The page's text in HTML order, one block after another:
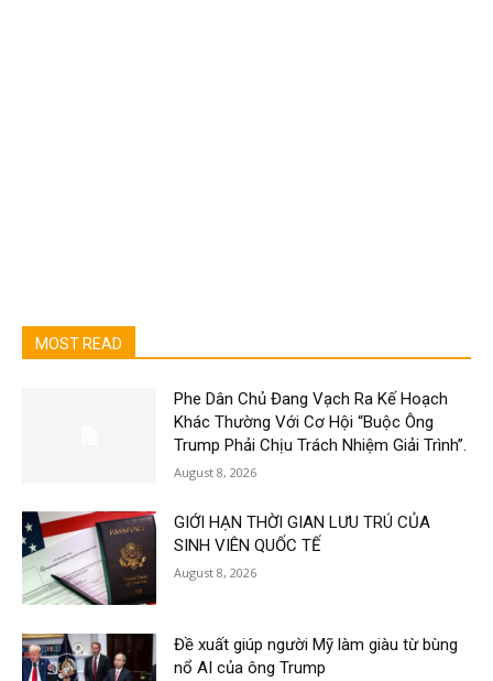
MOST READ
Phe Dân Chủ Đang Vạch Ra Kế Hoạch
Khác Thường Với Cơ Hội “Buộc Ông
Trump Phải Chịu Trách Nhiệm Giải Trình”.
August 8, 2026
GIỚI HẠN THỜI GIAN LƯU TRÚ CỦA
SINH VIÊN QUỐC TẾ
August 8, 2026
Đề xuất giúp người Mỹ làm giàu từ bùng
nổ AI của ông Trump